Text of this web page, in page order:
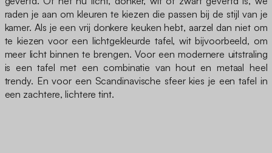
raden je aan om kleuren te kiezen die passen bij de stijl van je
kamer. Als je een vrij donkere keuken hebt, aarzel dan niet om
te kiezen voor een lichtgekleurde tafel, wit bijvoorbeeld, om
meer licht binnen te brengen. Voor een modernere uitstraling
is een tafel met een combinatie van hout en metaal heel
trendy. En voor een Scandinavische sfeer kies je een tafel in
een zachtere, lichtere tint.